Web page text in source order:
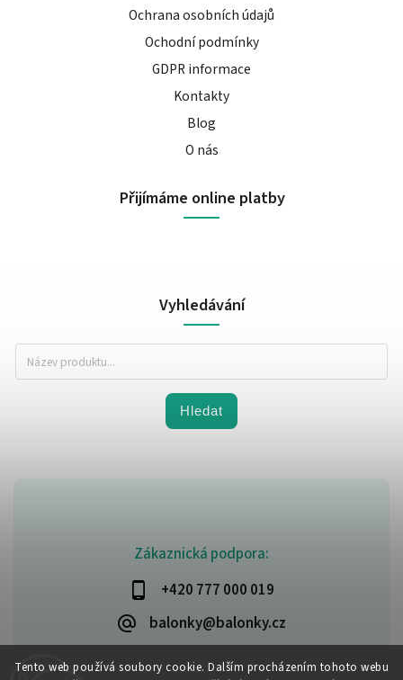
Tento web používá soubory cookie. Dalším procházením tohoto webu
Zákaznická podpora:
+420 777 000 019
balonky@balonky.cz
Ochrana osobních údajů
Ochodní podmínky
GDPR informace
Kontakty
Blog
O nás
Přijímáme online platby
Vyhledávání
Hledat